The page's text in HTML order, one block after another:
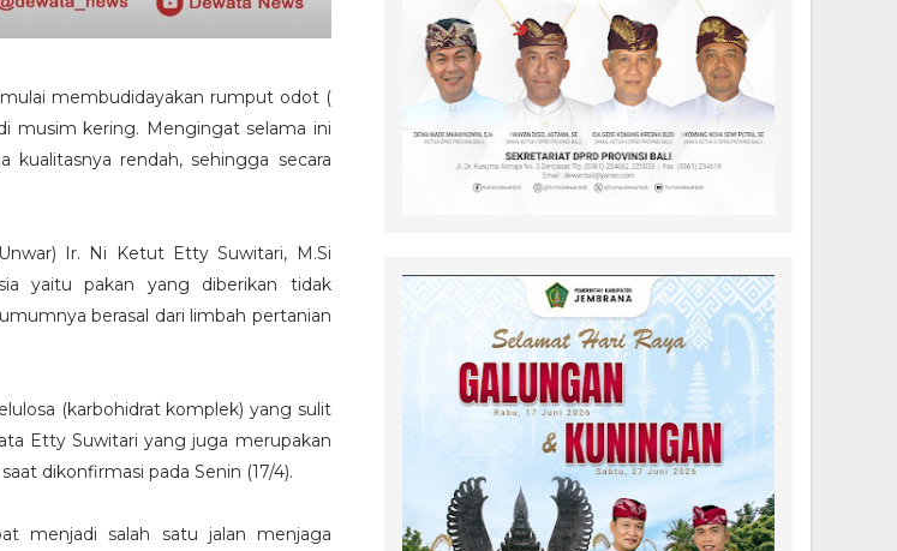
membudidayakan rumput odot (
musim kering. Mengingat selama ini
rendah, sehingga secara
Ir. Ni Ketut Etty Suwitari, M.Si
yaitu pakan yang diberikan tidak
berasal dari limbah pertanian
(karbohidrat komplek) yang sulit
Etty Suwitari yang juga merupakan
dikonfirmasi pada Senin (17/4).
menjadi salah satu jalan menjaga